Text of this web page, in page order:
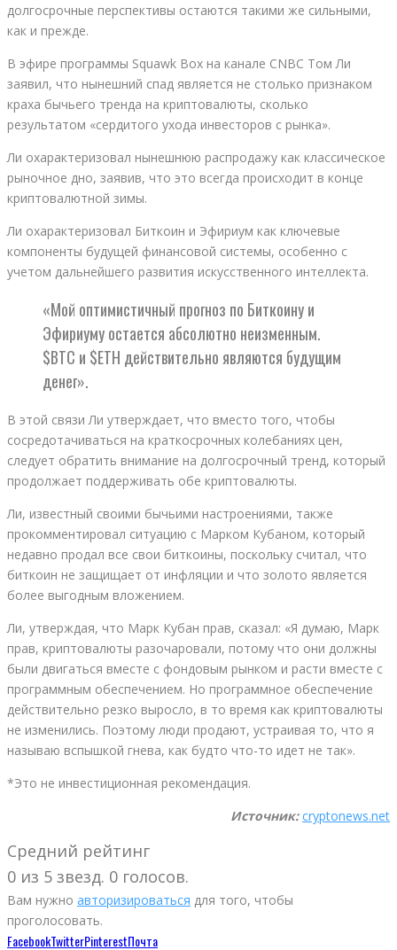
долгосрочные перспективы остаются такими же сильными,
как и прежде.
В эфире программы Squawk Box на канале CNBC Том Ли
заявил, что нынешний спад является не столько признаком
краха бычьего тренда на криптовалюты, сколько
результатом «сердитого ухода инвесторов с рынка».
Ли охарактеризовал нынешнюю распродажу как классическое
рыночное дно, заявив, что это всегда происходит в конце
криптовалютной зимы.
Ли охарактеризовал Биткоин и Эфириум как ключевые
компоненты будущей финансовой системы, особенно с
учетом дальнейшего развития искусственного интеллекта.
«Мой оптимистичный прогноз по Биткоину и
Эфириуму остается абсолютно неизменным.
$BTC и $ETH действительно являются будущим
денег».
В этой связи Ли утверждает, что вместо того, чтобы
сосредотачиваться на краткосрочных колебаниях цен,
следует обратить внимание на долгосрочный тренд, который
продолжает поддерживать обе криптовалюты.
Ли, известный своими бычьими настроениями, также
прокомментировал ситуацию с Марком Кубаном, который
недавно продал все свои биткоины, поскольку считал, что
биткоин не защищает от инфляции и что золото является
более выгодным вложением.
Ли, утверждая, что Марк Кубан прав, сказал: «Я думаю, Марк
прав, криптовалюты разочаровали, потому что они должны
были двигаться вместе с фондовым рынком и расти вместе с
программным обеспечением. Но программное обеспечение
действительно резко выросло, в то время как криптовалюты
не изменились. Поэтому люди продают, устраивая то, что я
называю вспышкой гнева, как будто что-то идет не так».
*Это не инвестиционная рекомендация.
Источник: cryptonews.net
Средний рейтинг
0 из 5 звезд. 0 голосов.
Вам нужно авторизироваться для того, чтобы
проголосовать.
FacebookTwitterPinterestПочта